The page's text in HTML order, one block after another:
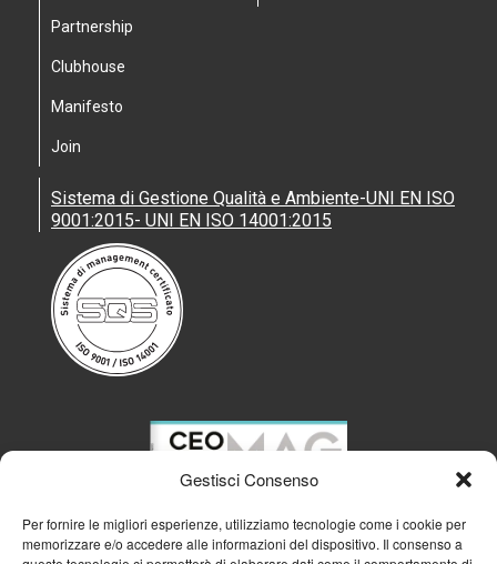
Gestisci Consenso
Per fornire le migliori esperienze, utilizziamo tecnologie come i cookie per
memorizzare e/o accedere alle informazioni del dispositivo. Il consenso a
Partnership
Clubhouse
Manifesto
Join
Sistema di Gestione Qualità e Ambiente-UNI EN ISO
9001:2015- UNI EN ISO 14001:2015